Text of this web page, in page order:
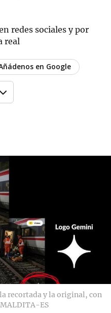
redes sociales y por
real
en Google
recortada y la original, con
MALDITA-ES